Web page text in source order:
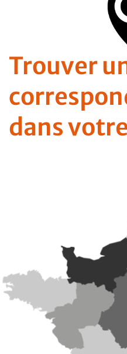
Trouver
dans